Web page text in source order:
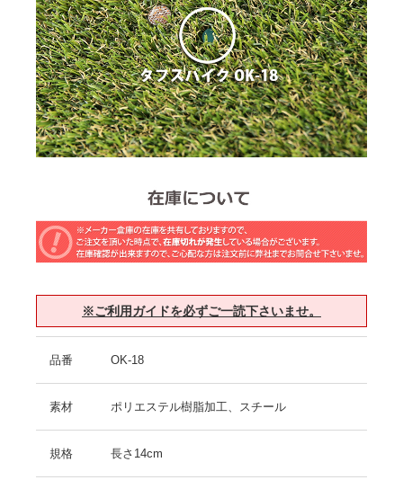
※ご利用ガイドを必ずご一読下さいませ。
品番 OK-18
素材 ポリエステル樹脂加工、スチール
規格 長さ14cm